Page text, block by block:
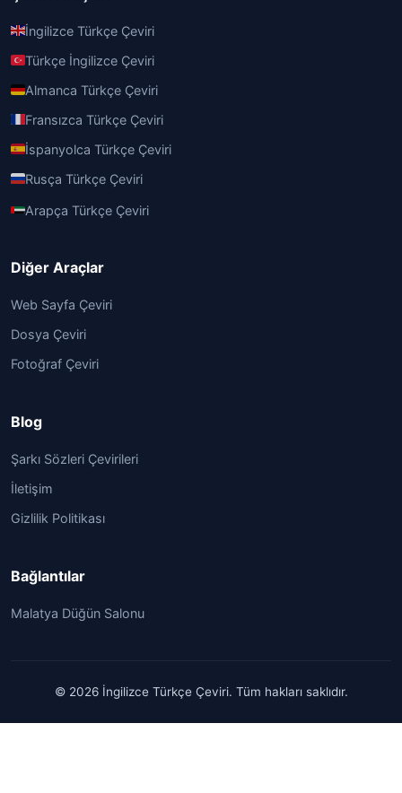
İngilizce Türkçe Çeviri
Türkçe İngilizce Çeviri
Almanca Türkçe Çeviri
Fransızca Türkçe Çeviri
İspanyolca Türkçe Çeviri
Rusça Türkçe Çeviri
Arapça Türkçe Çeviri
Diğer Araçlar
Web Sayfa Çeviri
Dosya Çeviri
Fotoğraf Çeviri
Blog
Şarkı Sözleri Çevirileri
İletişim
Gizlilik Politikası
Bağlantılar
Malatya Düğün Salonu
© 2026 İngilizce Türkçe Çeviri. Tüm hakları saklıdır.